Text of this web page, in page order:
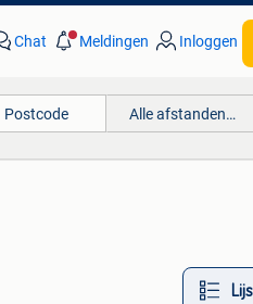
Chat Meldingen Inloggen
Alle afstanden…